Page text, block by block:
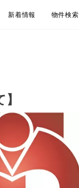
新着情報 物件検索